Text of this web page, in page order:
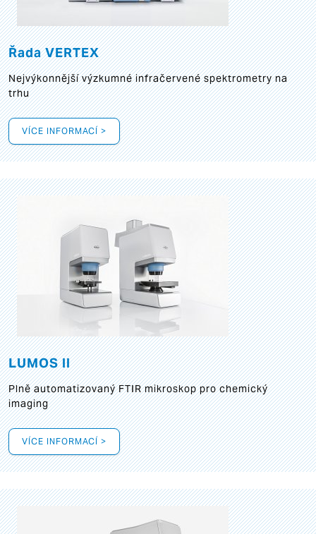
Řada VERTEX
Nejvýkonnější výzkumné infračervené spektrometry na
trhu
VÍCE INFORMACÍ >
LUMOS II
Plně automatizovaný FTIR mikroskop pro chemický
imaging
VÍCE INFORMACÍ >